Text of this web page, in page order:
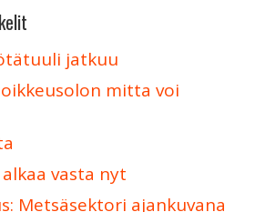
jatkuu
mitta voi
vasta nyt
Metsäsektori ajankuvana